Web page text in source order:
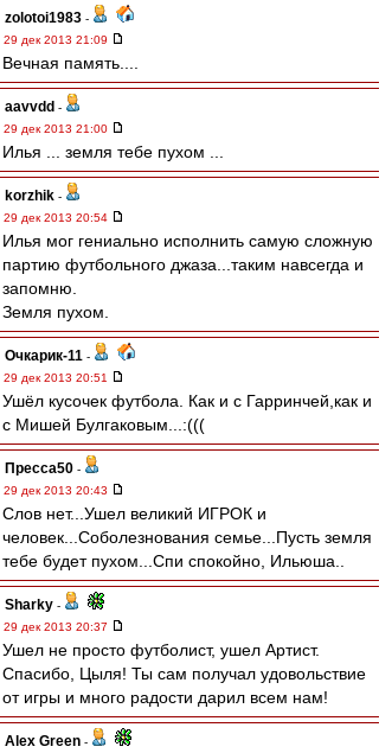
zolotoi1983 -
29 дек 2013 21:09
Вечная память....
aavvdd -
29 дек 2013 21:00
Илья ... земля тебе пухом ...
korzhik -
29 дек 2013 20:54
Илья мог гениально исполнить самую сложную
партию футбольного джаза...таким навсегда и
запомню.
Земля пухом.
Очкарик-11 -
29 дек 2013 20:51
Ушёл кусочек футбола. Как и с Гарринчей,как и
с Мишей Булгаковым...:(((
Пресса50 -
29 дек 2013 20:43
Слов нет...Ушел великий ИГРОК и
человек...Соболезнования семье...Пусть земля
тебе будет пухом...Спи спокойно, Ильюша..
Sharky -
29 дек 2013 20:37
Ушел не просто футболист, ушел Артист.
Спасибо, Цыля! Ты сам получал удовольствие
от игры и много радости дарил всем нам!
Alex Green -